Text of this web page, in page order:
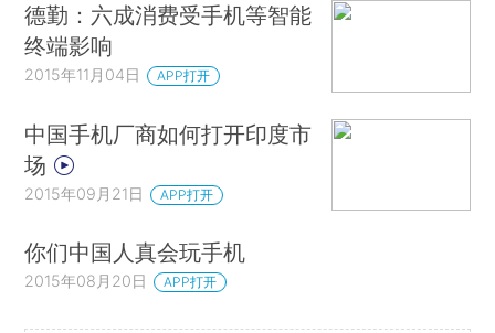
德勤：六成消费受手机等智能
终端影响
2015年11月04日 APP打开
中国手机厂商如何打开印度市
场
2015年09月21日 APP打开
你们中国人真会玩手机
2015年08月20日 APP打开